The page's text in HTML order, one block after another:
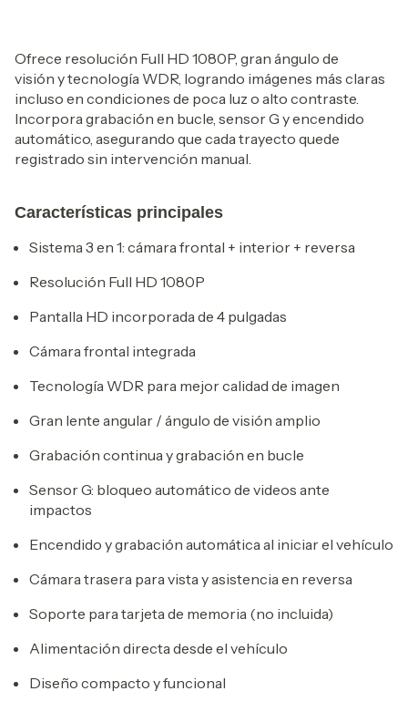
Ofrece resolución Full HD 1080P, gran ángulo de
visión y tecnología WDR, logrando imágenes más claras
incluso en condiciones de poca luz o alto contraste.
Incorpora grabación en bucle, sensor G y encendido
automático, asegurando que cada trayecto quede
registrado sin intervención manual.
Características principales
Sistema 3 en 1: cámara frontal + interior + reversa
Resolución Full HD 1080P
Pantalla HD incorporada de 4 pulgadas
Cámara frontal integrada
Tecnología WDR para mejor calidad de imagen
Gran lente angular / ángulo de visión amplio
Grabación continua y grabación en bucle
Sensor G: bloqueo automático de videos ante
impactos
Encendido y grabación automática al iniciar el vehículo
Cámara trasera para vista y asistencia en reversa
Soporte para tarjeta de memoria (no incluida)
Alimentación directa desde el vehículo
Diseño compacto y funcional